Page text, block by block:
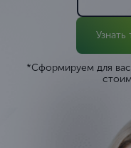
*Сформируем для